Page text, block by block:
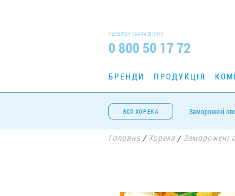
ТЕЛЕФОН ГАРЯЧОЇ ЛІНІЇ
0 800 50 17 72
БРЕНДИ ПРОДУКЦІЯ
ВСЯ ХОРЕКА Заморожені
Головна / Хорека / Заморожені